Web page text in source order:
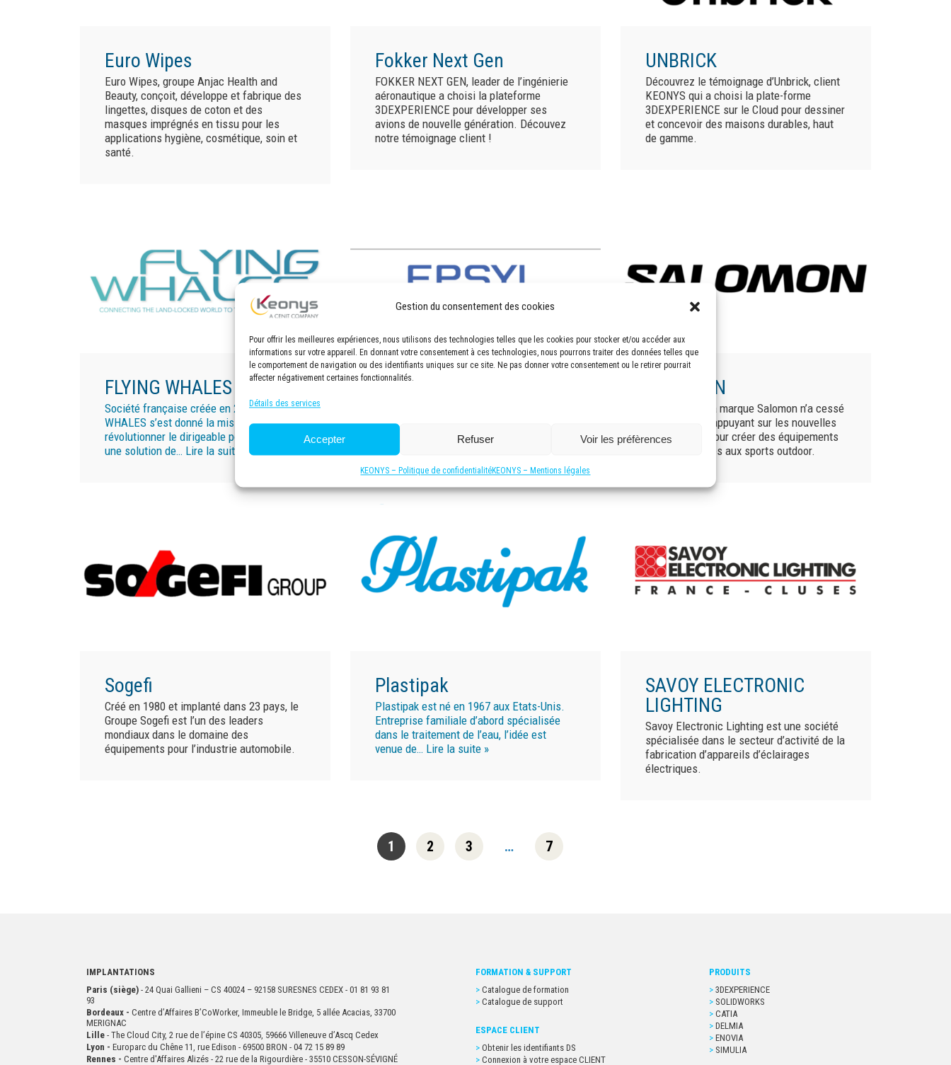
Gestion du consentement des cookies
Pour offrir les meilleures expériences, nous utilisons des technologies telles que les cookies pour stocker et/ou accéder aux
informations sur votre appareil. En donnant votre consentement à ces technologies, nous pourrons traiter des données telles que
le comportement de navigation ou des identifiants uniques sur ce site. Ne pas donner votre consentement ou le retirer pourrait
affecter négativement certaines fonctionnalités.
Détails des services
Accepter Refuser Voir les préfèrences
KEONYS – Politique de confidentialitéKEONYS – Mentions légales
Euro Wipes
Euro Wipes, groupe Anjac Health and
Beauty, conçoit, développe et fabrique des
lingettes, disques de coton et des
masques imprégnés en tissu pour les
applications hygiène, cosmétique, soin et
santé.
Fokker Next Gen
FOKKER NEXT GEN, leader de l’ingénierie
aéronautique a choisi la plateforme
3DEXPERIENCE pour développer ses
avions de nouvelle génération. Découvez
notre témoignage client !
UNBRICK
Découvrez le témoignage d’Unbrick, client
KEONYS qui a choisi la plate-forme
3DEXPERIENCE sur le Cloud pour dessiner
et concevoir des maisons durables, haut
de gamme.
FLYING WHALES
Société française créée en 2012, FLYING
WHALES s’est donné la mission de
révolutionner le dirigeable pour proposer
une solution de… Lire la suite »
EPSYL-ALCEN
numériques pour accélérer le
développement des produits et faciliter
leur maintenance.
SALOMON
Depuis 1947, la marque Salomon n’a cessé
d’évoluer en s’appuyant sur les nouvelles
technologies pour créer des équipements
de pointe dédiés aux sports outdoor.
Sogefi
Créé en 1980 et implanté dans 23 pays, le
Groupe Sogefi est l’un des leaders
mondiaux dans le domaine des
équipements pour l’industrie automobile.
Plastipak
Plastipak est né en 1967 aux Etats-Unis.
Entreprise familiale d’abord spécialisée
dans le traitement de l’eau, l’idée est
venue de… Lire la suite »
SAVOY ELECTRONIC
LIGHTING
Savoy Electronic Lighting est une société
spécialisée dans le secteur d’activité de la
fabrication d’appareils d’éclairages
électriques.
1 2 3 … 7
IMPLANTATIONS
Paris (siège) - 24 Quai Gallieni – CS 40024 – 92158 SURESNES CEDEX - 01 81 93 81
93
Bordeaux - Centre d’Affaires B’CoWorker, Immeuble le Bridge, 5 allée Acacias, 33700
MERIGNAC
Lille - The Cloud City, 2 rue de l’épine CS 40305, 59666 Villeneuve d’Ascq Cedex
Lyon - Europarc du Chêne 11, rue Edison - 69500 BRON - 04 72 15 89 89
Rennes - Centre d'Affaires Alizés - 22 rue de la Rigourdière - 35510 CESSON-SÉVIGNÉ
FORMATION & SUPPORT
Catalogue de formation
Catalogue de support
ESPACE CLIENT
Obtenir les identifiants DS
Connexion à votre espace CLIENT
PRODUITS
3DEXPERIENCE
SOLIDWORKS
CATIA
DELMIA
ENOVIA
SIMULIA